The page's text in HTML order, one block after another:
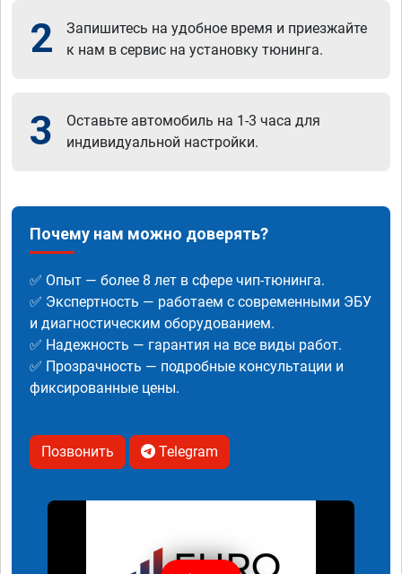
2
Запишитесь на удобное время и приезжайте
к нам в сервис на установку тюнинга.
3
Оставьте автомобиль на 1-3 часа для
индивидуальной настройки.
Почему нам можно доверять?
✅ Опыт — более 8 лет в сфере чип-тюнинга.
✅ Экспертность — работаем с современными ЭБУ
и диагностическим оборудованием.
✅ Надежность — гарантия на все виды работ.
✅ Прозрачность — подробные консультации и
фиксированные цены.
Позвонить Telegram